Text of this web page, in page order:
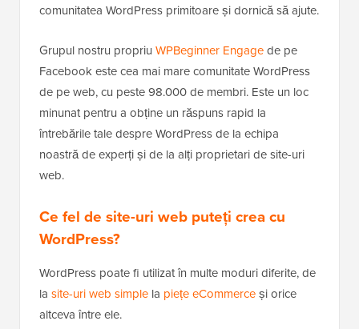
comunitatea WordPress primitoare și dornică să ajute.
Grupul nostru propriu WPBeginner Engagede pe
Facebook este cea mai mare comunitate WordPress
de pe web, cu peste 98.000 de membri. Este un loc
minunat pentru a obține un răspuns rapid la
întrebările tale despre WordPress de la echipa
noastră de experți și de la alți proprietari de site-uri
web.
Ce fel de site-uri web puteți crea cu
WordPress?
WordPress poate fi utilizat în multe moduri diferite, de
la site-uri web simple la piețe eCommerceși orice
altceva între ele.